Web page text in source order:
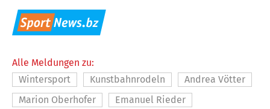
Alle Meldungen zu:
Wintersport
Kunstbahnrodeln
Andrea Vötter
Marion Oberhofer
Emanuel Rieder